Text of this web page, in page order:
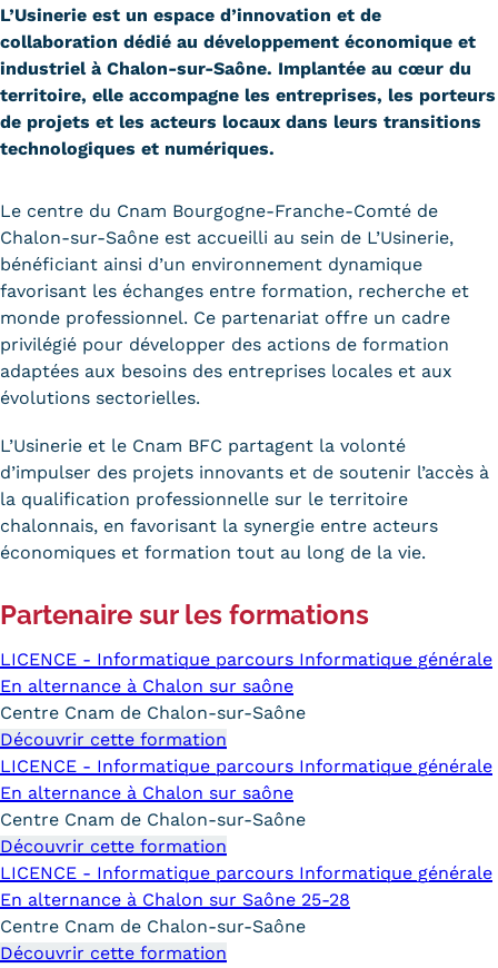
Carte lieux et centres Cnam en
BFC
Nos centres administratifs
Quoi de neuf au Cnam BFC?
Actualités
Agenda
Revue de presse
Contact
Contacts services
Formulaire de contact
Formations
Trouver votre formation
OFFRE NATIONALE
Catalogue national
Équivalences, passerelles et
suites de parcours
Modalités d'enseignement
Formation en présentiel
Alternance
Enseignement à distance
L’Usinerie est un espace d’innovation et de
collaboration dédié au développement économique et
industriel à Chalon-sur-Saône. Implantée au cœur du
territoire, elle accompagne les entreprises, les porteurs
de projets et les acteurs locaux dans leurs transitions
technologiques et numériques.
Le centre du Cnam Bourgogne-Franche-Comté de
Chalon-sur-Saône est accueilli au sein de L’Usinerie,
bénéficiant ainsi d’un environnement dynamique
favorisant les échanges entre formation, recherche et
monde professionnel. Ce partenariat offre un cadre
privilégié pour développer des actions de formation
adaptées aux besoins des entreprises locales et aux
évolutions sectorielles.
L’Usinerie et le Cnam BFC partagent la volonté
d’impulser des projets innovants et de soutenir l’accès à
la qualification professionnelle sur le territoire
chalonnais, en favorisant la synergie entre acteurs
économiques et formation tout au long de la vie.
Partenaire sur les formations
LICENCE - Informatique parcours Informatique générale
En alternance à Chalon sur saône
Centre Cnam de Chalon-sur-Saône
Découvrir cette formation
LICENCE - Informatique parcours Informatique générale
En alternance à Chalon sur saône
Centre Cnam de Chalon-sur-Saône
Découvrir cette formation
LICENCE - Informatique parcours Informatique générale
En alternance à Chalon sur Saône 25-28
Centre Cnam de Chalon-sur-Saône
Découvrir cette formation